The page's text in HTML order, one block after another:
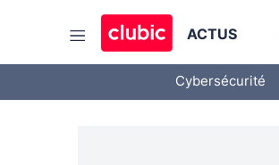
ACTUS
Cybersécurité